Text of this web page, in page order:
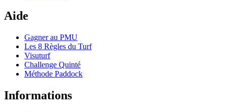
Aide
Gagner au PMU
Les 8 Règles du Turf
Visuturf
Challenge Quinté
Méthode Paddock
Informations